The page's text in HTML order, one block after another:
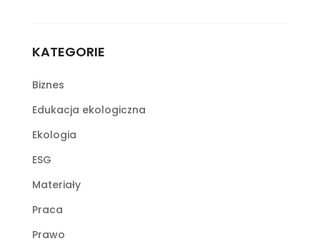
KATEGORIE
Biznes
Edukacja ekologiczna
Ekologia
ESG
Materiały
Praca
Prawo